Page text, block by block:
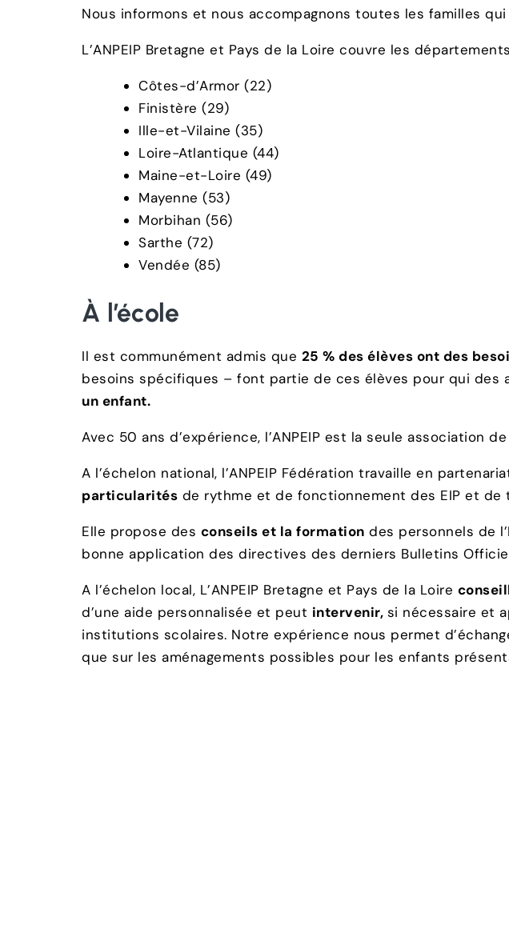
Nous informons et nous accompagnons toutes les familles
L’ANPEIP Bretagne et Pays de la Loire couvre les
Côtes-d’Armor (22)
Finistère (29)
Ille-et-Vilaine (35)
Loire-Atlantique (44)
Maine-et-Loire (49)
Mayenne (53)
Morbihan (56)
Sarthe (72)
Vendée (85)
À l’école
Il est communément admis que 25 % des élèves ont des
besoins spécifiques – font partie de ces élèves pour qui des
un enfant.
Avec 50 ans d’expérience, l’ANPEIP est la seule association
A l’échelon national, l’ANPEIP Fédération travaille en
particularités de rythme et de fonctionnement des EIP et
Elle propose des conseils et la formation des personnels de
bonne application des directives des derniers Bulletins
A l’échelon local, L’ANPEIP Bretagne et Pays de la Loire
d’une aide personnalisée et peut intervenir, si nécessaire et
institutions scolaires. Notre expérience nous permet
que sur les aménagements possibles pour les enfants